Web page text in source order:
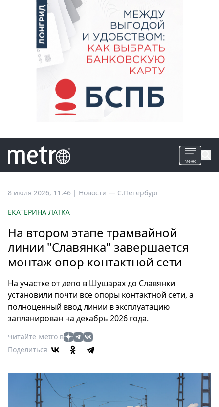
Все
Россия
Мир
Здоровье
Туризм
Мода
Театр
Кино
Афиша
Книги
Выставки
Пресс-
релизы
8 июля 2026, 11:46 | Новости — С.Петербург
ЕКАТЕРИНА ЛАТКА
На втором этапе трамвайной
линии "Славянка" завершается
монтаж опор контактной сети
На участке от депо в Шушарах до Славянки
установили почти все опоры контактной сети, а
полноценный ввод линии в эксплуатацию
запланирован на декабрь 2026 года.
Читайте Metro в
Поделиться